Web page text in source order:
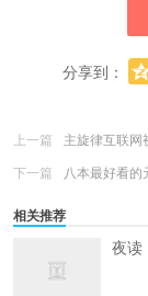
分享到：
上一篇
主旋律互联网
下一篇
八本最好看
相关推荐
夜读